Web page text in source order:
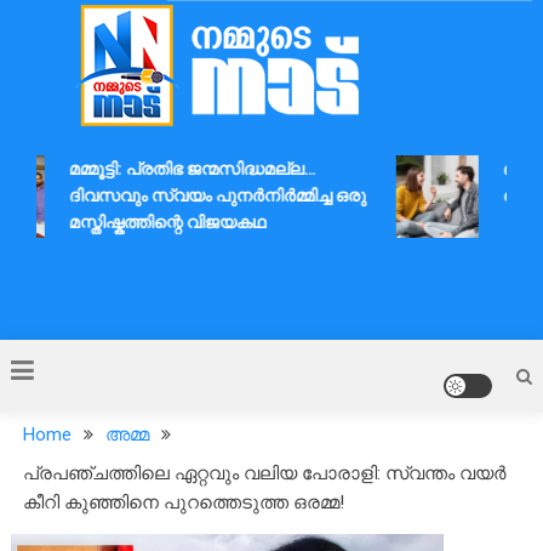
Nammude Naadu
മമ്മൂട്ടി: പ്രതിഭ ജന്മസിദ്ധമല്ല…
ദിവസവും സ്വയം പുനർനിർമ്മിച്ച ഒരു
മസ്തിഷ്കത്തിന്റെ വിജയകഥ
Home
അമ്മ
പ്രപഞ്ചത്തിലെ ഏറ്റവും വലിയ പോരാളി: സ്വന്തം വയർ
കീറി കുഞ്ഞിനെ പുറത്തെടുത്ത ഒരമ്മ!